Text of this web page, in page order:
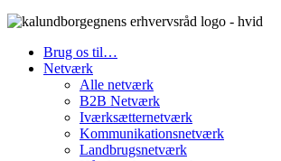
Brug os til…
Netværk
Alle netværk
B2B Netværk
Iværksætternetværk
Kommunikationsnetværk
Landbrugsnetværk